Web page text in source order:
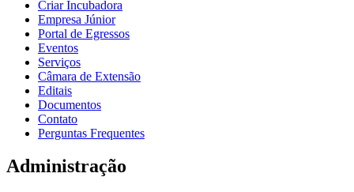
Criar Incubadora
Empresa Júnior
Portal de Egressos
Eventos
Serviços
Câmara de Extensão
Editais
Documentos
Contato
Perguntas Frequentes
Administração